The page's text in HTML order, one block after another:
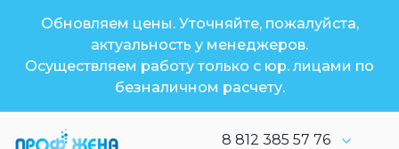
Обновляем цены. Уточняйте, пожалуйста,
актуальность у менеджеров.
Осуществляем работу только с юр. лицами по
безналичном расчету.
8 812 385 57 76